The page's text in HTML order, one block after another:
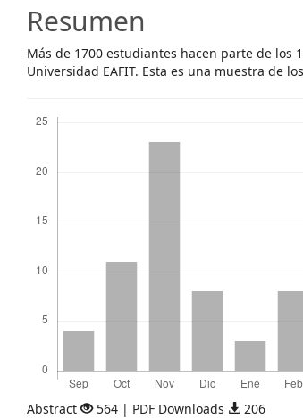
Resumen
Más de 1700 estudiantes hacen parte de los
Universidad EAFIT. Esta es una muestra de
Abstract 564 | PDF Downloads 206